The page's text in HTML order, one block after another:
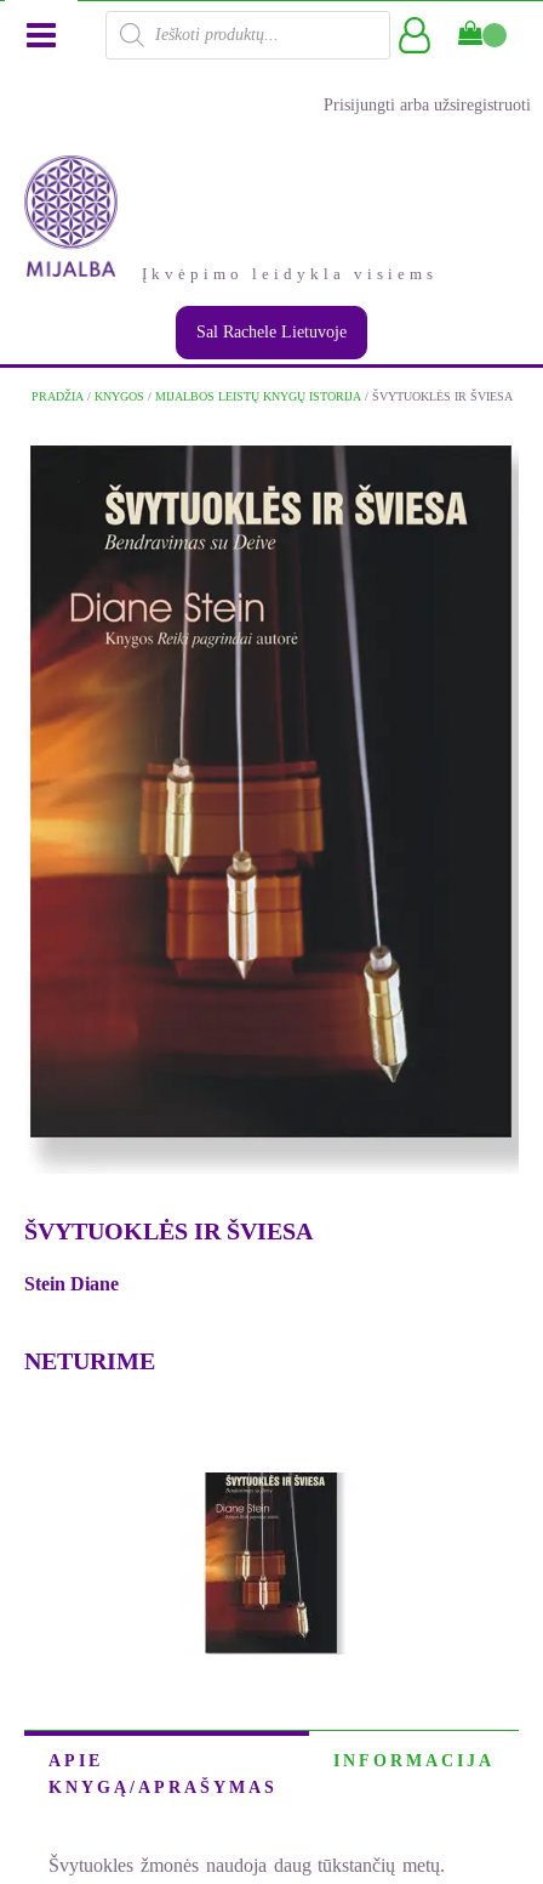
Products
search
Prisijungti arba užsiregistruoti
Įkvėpimo leidykla visiems
Sal Rachele Lietuvoje
PRADŽIA / KNYGOS / MIJALBOS LEISTŲ KNYGŲ ISTORIJA / ŠVYTUOKLĖS IR ŠVIESA
ŠVYTUOKLĖS IR ŠVIESA
Stein Diane
NETURIME
APIE
KNYGĄ/APRAŠYMAS
INFORMACIJA
Švytuokles žmonės naudoja daug tūkstančių metų.